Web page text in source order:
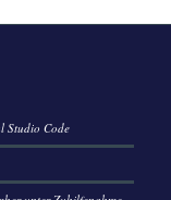
Studio Code